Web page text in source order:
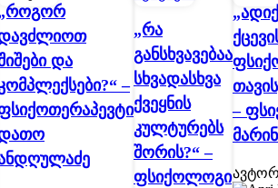
და
–
„რა
განსხვავებაა
სხვადასხვა
ქვეყნის
კულტურებს
შორის?“ –
ფსიქოლოგი
–